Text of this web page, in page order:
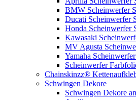
BMW Scheinwerfer
Ducati Scheinwerfer
Honda Scheinwerfer
Kawasaki
MV Agusta
Yamaha
Scheinwerfer
Chainskinzz®
Schwingen Dekore
Schwingen Dekore